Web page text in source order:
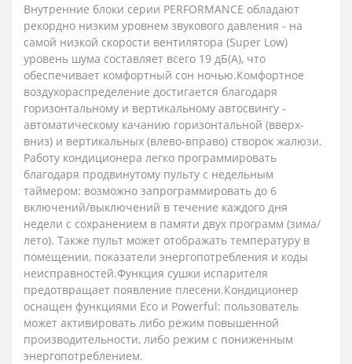
Внутренние блоки серии PERFORMANCE обладают
рекордно низким уровнем звукового давления - на
самой низкой скорости вентилятора (Super Low)
уровень шума составляет всего 19 дБ(А), что
обеспечивает комфортный сон ночью.Комфортное
воздухораспределение достигается благодаря
горизонтальному и вертикальному автосвингу -
автоматическому качанию горизонтальной (вверх-
вниз) и вертикальных (влево-вправо) створок жалюзи.
Работу кондиционера легко программировать
благодаря продвинутому пульту с недельным
таймером: возможно запрограммировать до 6
включений/выключений в течение каждого дня
недели с сохранением в памяти двух программ (зима/
лето). Также пульт может отображать температуру в
помещении, показатели энергопотребления и коды
неисправностей.Функция сушки испарителя
предотвращает появление плесени.Кондиционер
оснащен функциями Eco и Powerful: пользователь
может активировать либо режим повышенной
производительности, либо режим с пониженным
энергопотреблением.